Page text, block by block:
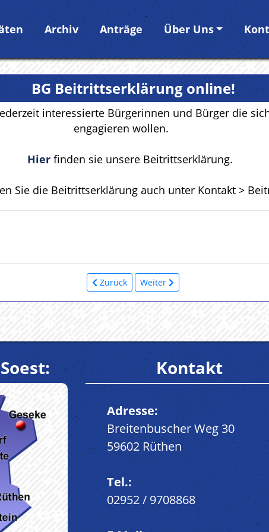
Archiv Anträge Über Uns
BG Beitrittserklärung online!
interessierte Bürgerinnen und Bürger die
engagieren wollen.
Hier finden sie unsere Beitrittserklärung.
Sie die Beitrittserklärung auch unter Kontakt >
Zurück Weiter
Kontakt
Adresse:
Breitenbuscher Weg 30
59602 Rüthen
Tel.:
02952 / 9708868